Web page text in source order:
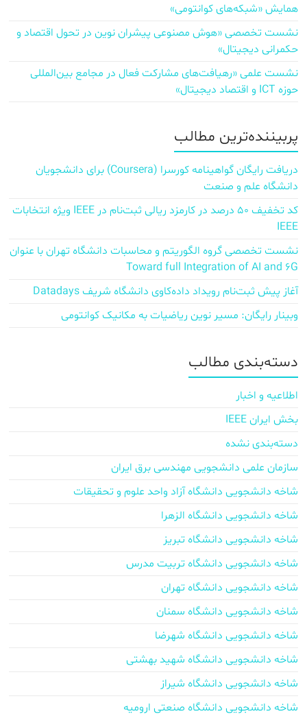
همایش «شبکه‌های کوانتومی»
نشست تخصصی «هوش مصنوعی پیشران نوین در تحول اقتصاد و
حکمرانی دیجیتال»
نشست علمی «رهیافت‌های مشارکت فعال در مجامع بین‌المللی
حوزه ICT و اقتصاد دیجیتال»
پربیننده‌ترین مطالب
دریافت رایگان گواهینامه کورسرا (Coursera) برای دانشجویان
دانشگاه علم و صنعت
کد تخفیف ۵۰ درصد در کارمزد ریالی ثبت‌نام در IEEE ویژه انتخابات
IEEE
نشست تخصصی گروه الگوریتم و محاسبات دانشگاه تهران با عنوان
Toward full Integration of AI and 6G
آغاز پیش‌ ثبت‌نام رویداد داده‌کاوی دانشگاه شریف Datadays
وبینار رایگان: مسیر نوین ریاضیات به مکانیک کوانتومی
دسته‌بندی مطالب
اطلاعیه و اخبار
بخش ایران IEEE
دسته‌بندی نشده
سازمان علمی دانشجویی مهندسی برق ایران
شاخه دانشجویی دانشگاه آزاد واحد علوم و تحقیقات
شاخه دانشجویی دانشگاه الزهرا
شاخه دانشجویی دانشگاه تبریز
شاخه دانشجویی دانشگاه تربیت مدرس
شاخه دانشجویی دانشگاه تهران
شاخه دانشجویی دانشگاه سمنان
شاخه دانشجویی دانشگاه شهرضا
شاخه دانشجویی دانشگاه شهید بهشتی
شاخه دانشجویی دانشگاه شیراز
شاخه دانشجویی دانشگاه صنعتی ارومیه